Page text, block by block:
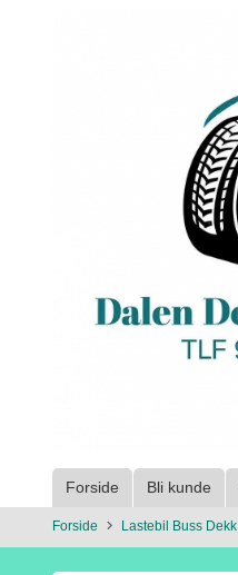
Forside Bli kunde
Forside Lastebil Buss Dekk